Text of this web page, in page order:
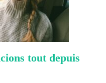
tout depuis